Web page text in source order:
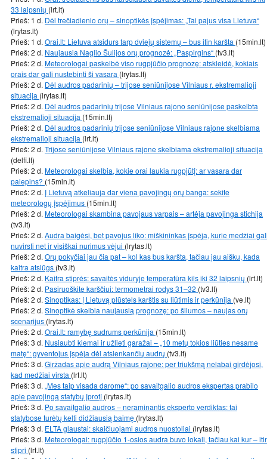
33 laipsnių (lrt.lt)
Prieš: 1 d. Dėl trečiadienio orų – sinoptikės įspėjimas: „Tai pajus visa Lietuva“
(lrytas.lt)
Prieš: 1 d. Orai.lt: Lietuva atsidurs tarp dviejų sistemų – bus itin karšta (15min.lt)
Prieš: 2 d. Naujausia Naglio Šulijos orų prognozė: „Paspirgins“ (tv3.lt)
Prieš: 2 d. Meteorologai paskelbė viso rugpjūčio prognozę: atskleidė, kokiais
orais dar gali nustebinti ši vasara (lrytas.lt)
Prieš: 2 d. Dėl audros padarinių – trijose seniūnijose Vilniaus r. ekstremalioji
situacija (lrytas.lt)
Prieš: 2 d. Dėl audros padarinių trijose Vilniaus rajono seniūnijose paskelbta
ekstremalioji situacija (15min.lt)
Prieš: 2 d. Dėl audros padarinių trijose seniūnijose Vilniaus rajone skelbiama
ekstremalioji situacija (lrt.lt)
Prieš: 2 d. Trijose seniūnijose Vilniaus rajone skelbiama ekstremalioji situacija
(delfi.lt)
Prieš: 2 d. Meteorologai skelbia, kokie orai laukia rugpjūtį: ar vasara dar
palepins? (15min.lt)
Prieš: 2 d. Į Lietuvą atkeliauja dar viena pavojingų orų banga: sekite
meteorologų įspėjimus (15min.lt)
Prieš: 2 d. Meteorologai skambina pavojaus varpais – artėja pavojinga stichija
(tv3.lt)
Prieš: 2 d. Audra baigėsi, bet pavojus liko: miškininkas įspėja, kurie medžiai
nuvirsti net ir visiškai nurimus vėjui (lrytas.lt)
Prieš: 2 d. Orų pokyčiai jau čia pat – kol kas bus karšta, tačiau jau aišku, kada
kaitra atslūgs (tv3.lt)
Prieš: 2 d. Kaitra stiprės: savaitės viduryje temperatūra kils iki 32 laipsnių (lrt.lt)
Prieš: 2 d. Pasiruoškite karščiui: termometrai rodys 31–32 (tv3.lt)
Prieš: 2 d. Sinoptikas: į Lietuvą plūstels karštis su liūtimis ir perkūnija (ve.lt)
Prieš: 2 d. Sinoptikė skelbia naujausią prognozę: po šilumos – naujas orų
scenarijus (lrytas.lt)
Prieš: 2 d. Orai.lt: ramybę sudrums perkūnija (15min.lt)
Prieš: 3 d. Nusiaubti kiemai ir užlieti garažai – „10 metų tokios liūties nesame
matę“: gyventojus įspėja dėl atslenkančių audrų (tv3.lt)
Prieš: 3 d. Giržadas apie audrą Vilniaus rajone: per triukšmą nelabai girdėjosi,
kad medžiai virsta (lrt.lt)
Prieš: 3 d. „Mes taip visada darome“: po savaitgalio audros ekspertas prabilo
apie pavojingą statybų įprotį (lrytas.lt)
Prieš: 3 d. Po savaitgalio audros – neraminantis eksperto verdiktas: tai
statybose turėtų kelti didžiausią baimę (lrytas.lt)
Prieš: 3 d. ELTA glaustai: skaičiuojami audros nuostoliai (lrytas.lt)
Prieš: 3 d. Meteorologai: rugpjūčio 1-osios audra buvo lokali, tačiau kai kur –
stipri (lrt.lt)